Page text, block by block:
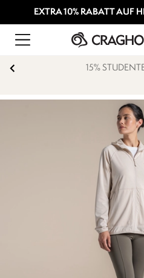
EXTRA 10% RABATT AUF
15%